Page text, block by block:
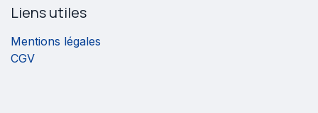
Liens utiles
Mentions légales
CGV